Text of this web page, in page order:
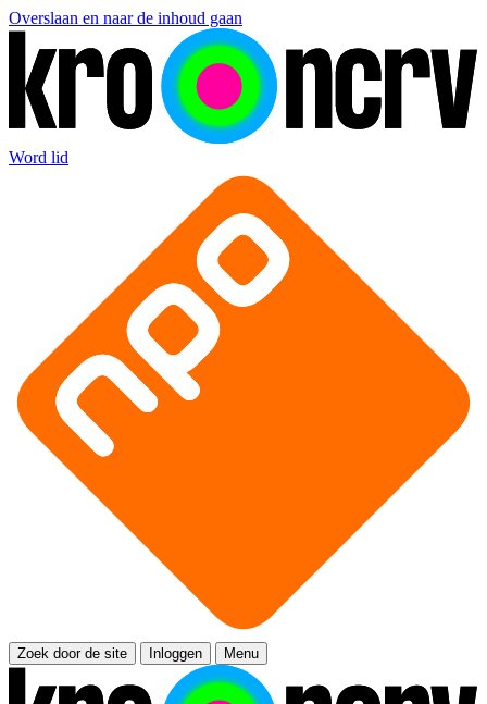
Overslaan en naar de inhoud gaan
Word lid
Zoek door de site Inloggen Menu